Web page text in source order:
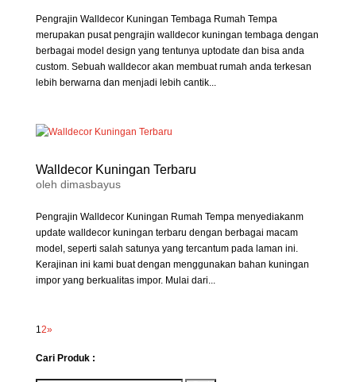
Pengrajin Walldecor Kuningan Tembaga Rumah Tempa
merupakan pusat pengrajin walldecor kuningan tembaga dengan
berbagai model design yang tentunya uptodate dan bisa anda
custom. Sebuah walldecor akan membuat rumah anda terkesan
lebih berwarna dan menjadi lebih cantik...
Walldecor Kuningan Terbaru
oleh dimasbayus
Pengrajin Walldecor Kuningan Rumah Tempa menyediakanm
update walldecor kuningan terbaru dengan berbagai macam
model, seperti salah satunya yang tercantum pada laman ini.
Kerajinan ini kami buat dengan menggunakan bahan kuningan
impor yang berkualitas impor. Mulai dari...
12»
Cari Produk :